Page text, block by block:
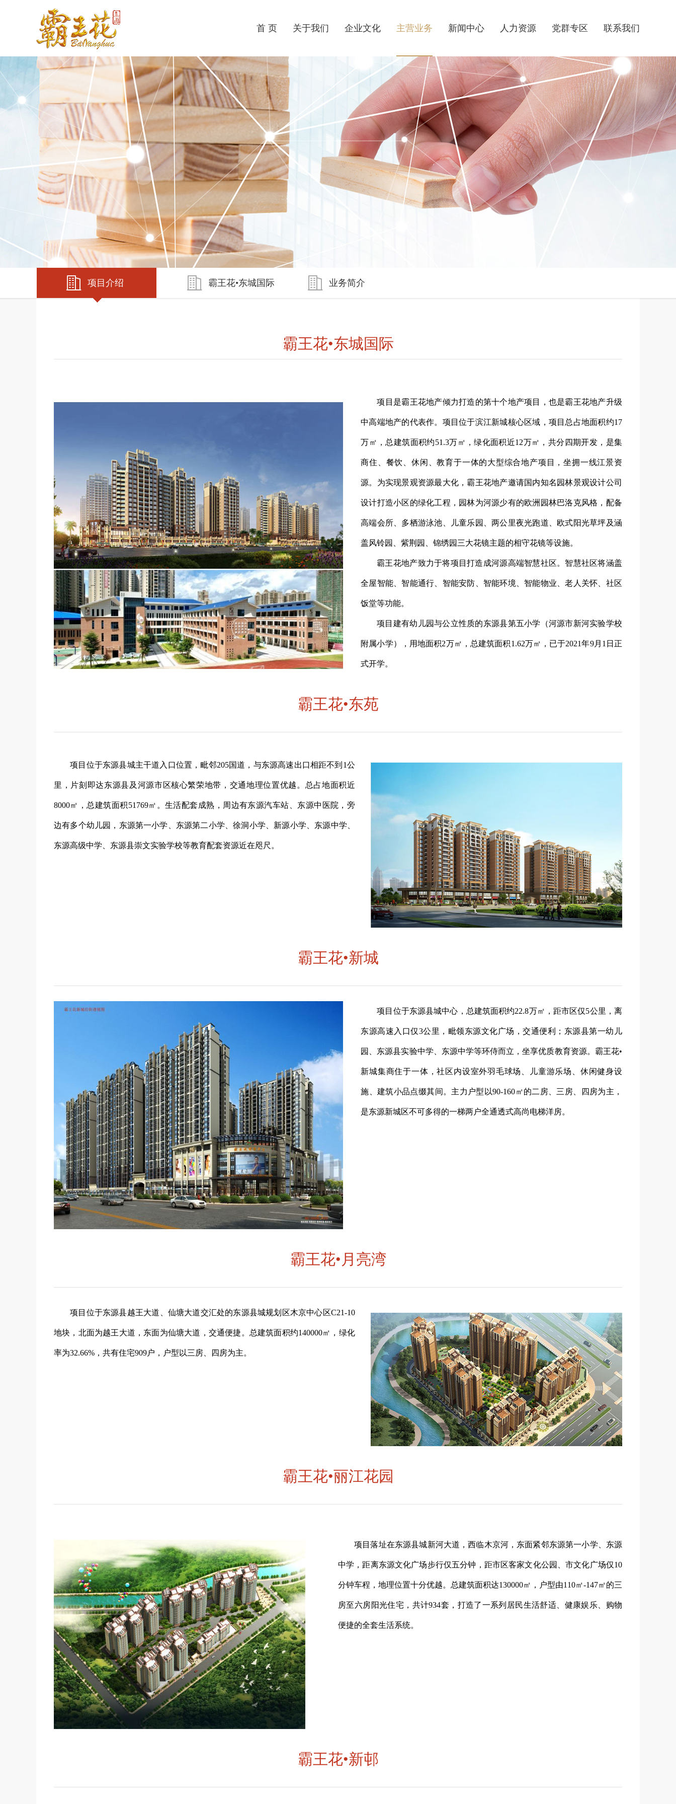
首 页 关于我们 企业文化 主营业务 新闻中心 人力资源 党群专区 联系我们
项目介绍 霸王花•东城国际 业务简介
霸王花•东城国际
项目是霸王花地产倾力打造的第十个地产项目，也是霸王花地产升级
中高端地产的代表作。项目位于滨江新城核心区域，项目总占地面积约17
万㎡，总建筑面积约51.3万㎡，绿化面积近12万㎡，共分四期开发，是集
商住、餐饮、休闲、教育于一体的大型综合地产项目，坐拥一线江景资
源。为实现景观资源最大化，霸王花地产邀请国内知名园林景观设计公司
设计打造小区的绿化工程，园林为河源少有的欧洲园林巴洛克风格，配备
高端会所、多栖游泳池、儿童乐园、两公里夜光跑道、欧式阳光草坪及涵
盖风铃园、紫荆园、锦绣园三大花镜主题的相守花镜等设施。
霸王花地产致力于将项目打造成河源高端智慧社区。智慧社区将涵盖
全屋智能、智能通行、智能安防、智能环境、智能物业、老人关怀、社区
饭堂等功能。
项目建有幼儿园与公立性质的东源县第五小学（河源市新河实验学校
附属小学），用地面积2万㎡，总建筑面积1.62万㎡，已于2021年9月1日正
式开学。
霸王花•东苑
项目位于东源县城主干道入口位置，毗邻205国道，与东源高速出口相距不到1公
里，片刻即达东源县及河源市区核心繁荣地带，交通地理位置优越。总占地面积近
8000㎡，总建筑面积51769㎡。生活配套成熟，周边有东源汽车站、东源中医院，旁
边有多个幼儿园，东源第一小学、东源第二小学、徐洞小学、新源小学、东源中学、
东源高级中学、东源县崇文实验学校等教育配套资源近在咫尺。
霸王花•新城
项目位于东源县城中心，总建筑面积约22.8万㎡，距市区仅5公里，离
东源高速入口仅3公里，毗领东源文化广场，交通便利；东源县第一幼儿
园、东源县实验中学、东源中学等环侍而立，坐享优质教育资源。霸王花•
新城集商住于一体，社区内设室外羽毛球场、儿童游乐场、休闲健身设
施、建筑小品点缀其间。主力户型以90-160㎡的二房、三房、四房为主，
是东源新城区不可多得的一梯两户全通透式高尚电梯洋房。
霸王花•月亮湾
项目位于东源县越王大道、仙塘大道交汇处的东源县城规划区木京中心区C21-10
地块，北面为越王大道，东面为仙塘大道，交通便捷。总建筑面积约140000㎡，绿化
率为32.66%，共有住宅909户，户型以三房、四房为主。
霸王花•丽江花园
项目落址在东源县城新河大道，西临木京河，东面紧邻东源第一小学、东源
中学，距离东源文化广场步行仅五分钟，距市区客家文化公园、市文化广场仅10
分钟车程，地理位置十分优越。总建筑面积达130000㎡，户型由110㎡-147㎡的三
房至六房阳光住宅，共计934套，打造了一系列居民生活舒适、健康娱乐、购物
便捷的全套生活系统。
霸王花•新邨